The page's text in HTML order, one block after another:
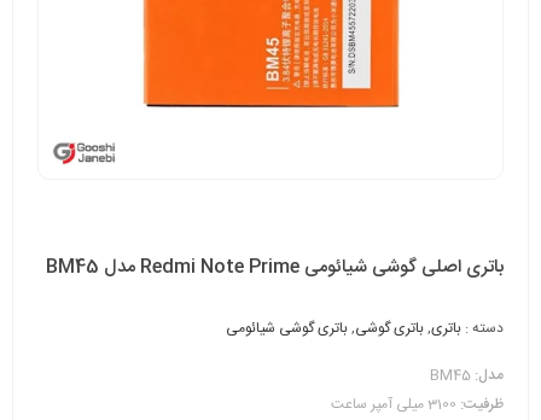
باتری اصلی گوشی شیائومی Redmi Note Prime مدل BM45
دسته : باتری,باتری گوشی,باتری گوشی شیائومی
مدل:
ظرفيت: